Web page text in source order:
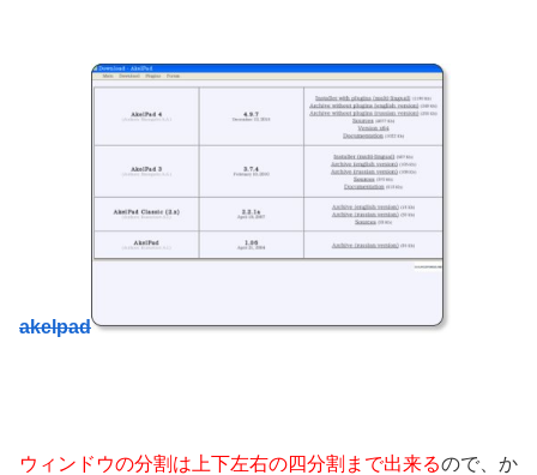
akelpad
ウィンドウの分割は上下左右の四分割まで出来るので、か